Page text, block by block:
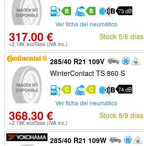
B B 73 dB
Ver ficha del neumático
317.00 €
+2.18€ ecoTasa (IVA inc.)
Stock 5/6 días
285/40 R21 109V
WinterContact TS 860 S
C C 74 dB
Ver ficha del neumático
368.30 €
+2.18€ ecoTasa (IVA inc.)
Stock 8/9 días
285/40 R21 109W